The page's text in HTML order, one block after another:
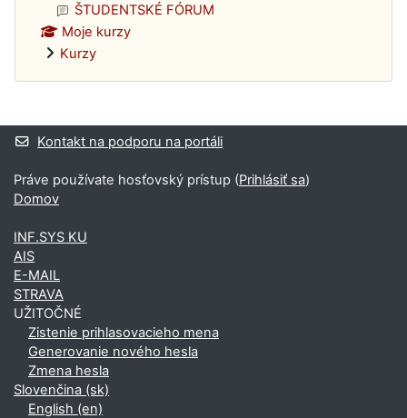
ŠTUDENTSKÉ FÓRUM
Moje kurzy
Kurzy
Dodatočné bloky
Kontakt na podporu na portáli
Práve používate hosťovský prístup (Prihlásiť sa)
Domov
INF.SYS KU
AIS
E-MAIL
STRAVA
UŽITOČNÉ
Zistenie prihlasovacieho mena
Generovanie nového hesla
Zmena hesla
Slovenčina ‎(sk)‎
English ‎(en)‎